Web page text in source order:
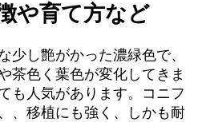
や育て方など
少し艶がかった濃緑色で、
茶色く葉色が変化してきま
も人気があります。コニフ
、移植にも強く、しかも耐